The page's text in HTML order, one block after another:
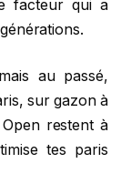
facteur qui a
au passé,
sur gazon à
restent à
tes paris